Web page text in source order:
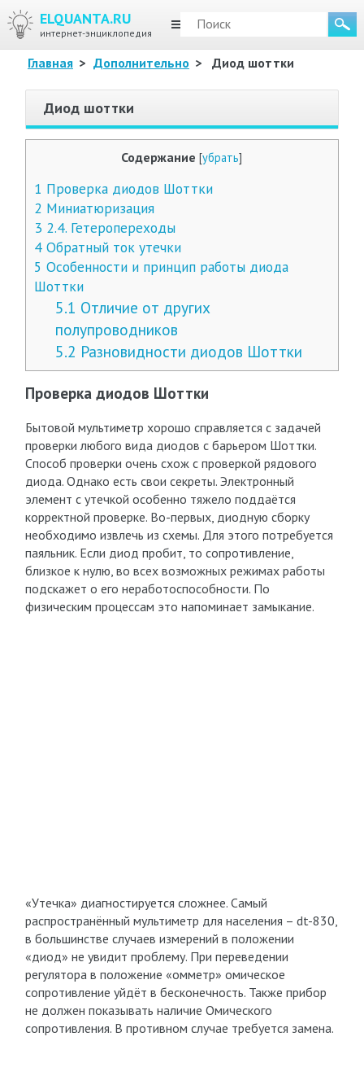
ELQUANTA.RU
интернет-энциклопедия
МЕНЮ
Главная > Дополнительно > Диод шоттки
Диод шоттки
Содержание [убрать]
1 Проверка диодов Шоттки
2 Миниатюризация
3 2.4. Гетеропереходы
4Обратный ток утечки
5 Особенности и принцип работы диода
Шоттки
5.1 Отличие от других
полупроводников
5.2 Разновидности диодов Шоттки
Проверка диодов Шоттки
Бытовой мультиметр хорошо справляется с задачей
проверки любого вида диодов с барьером Шоттки.
Способ проверки очень схож с проверкой рядового
диода. Однако есть свои секреты. Электронный
элемент с утечкой особенно тяжело поддаётся
корректной проверке. Во-первых, диодную сборку
необходимо извлечь из схемы. Для этого потребуется
паяльник. Если диод пробит, то сопротивление,
близкое к нулю, во всех возможных режимах работы
подскажет о его неработоспособности. По
физическим процессам это напоминает замыкание.
«Утечка» диагностируется сложнее. Самый
распространённый мультиметр для населения – dt-830,
в большинстве случаев измерений в положении
«диод» не увидит проблему. При переведении
регулятора в положение «омметр» омическое
сопротивление уйдёт в бесконечность. Также прибор
не должен показывать наличие Омического
сопротивления. В противном случае требуется замена.